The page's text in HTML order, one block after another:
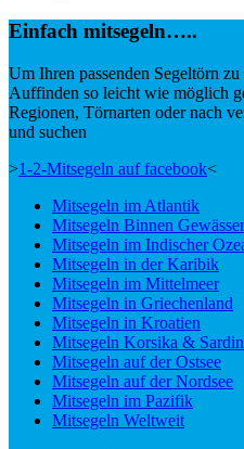
Einfach mitsegeln…..
Um Ihren passenden Segeltörn
Auffinden so leicht wie möglich
Regionen, Törnarten oder nach
und suchen
>1-2-Mitsegeln auf facebook<
Mitsegeln im Atlantik
Mitsegeln Binnen Gewässer
Mitsegeln im Indischer
Mitsegeln in der Karibik
Mitsegeln im Mittelmeer
Mitsegeln in Griechenland
Mitsegeln in Kroatien
Mitsegeln Korsika &
Mitsegeln auf der Ostsee
Mitsegeln auf der Nordsee
Mitsegeln im Pazifik
Mitsegeln Weltweit